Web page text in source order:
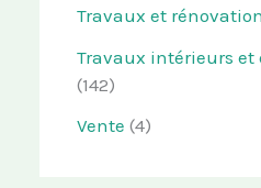
Travaux et
Travaux intérieurs et
(142)
Vente (4)